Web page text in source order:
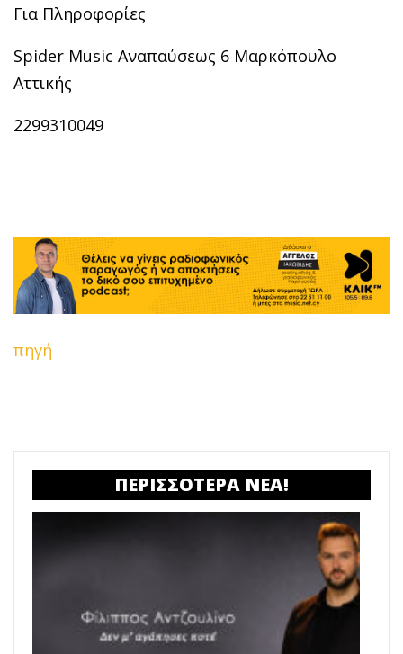
Για Πληροφορίες
Spider Music Αναπαύσεως 6 Μαρκόπουλο
Αττικής
2299310049
πηγή
ΠΕΡΙΣΣΟΤΕΡΑ ΝΕΑ!